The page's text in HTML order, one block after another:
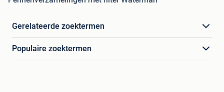
Gerelateerde zoektermen
Populaire zoektermen